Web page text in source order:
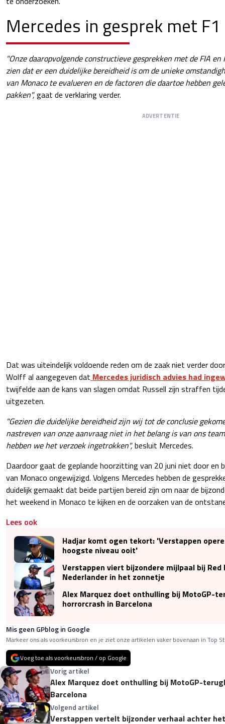
Mercedes in gesprek met F1
"Onze daaropvolgende constructieve gesprekken met de FIA
zien dat er een duidelijke bereidheid is om de unieke
van Monaco te evalueren en de factoren die daartoe hebben
pakken",gaat de verklaring verder.
ADVERTENTIE
Dat was uiteindelijk voldoende reden om de zaak niet verder
Wolff al aangegeven dat Mercedes juridisch advies had
twijfelde aan de kans van slagen omdat Russell zijn straffen
uitgezeten.
"Gezien die duidelijke bereidheid zijn wij tot de conclusie
nastreven van onze aanvraag niet in het belang is van ons
hebben we het verzoek ingetrokken",besluit Mercedes.
Daardoor gaat de geplande hoorzitting van 20 juni niet door en
van Monaco ongewijzigd. Volgens Mercedes hebben de
duidelijk gemaakt dat beide partijen bereid zijn om naar de
het weekend in Monaco te kijken en de oorzaken van de
Lees ook
Hadjar komt ogen tekort: 'Verstappen
hoogste niveau ooit'
Verstappen viert bijzondere mijlpaal bij
Nederlander in het zonnetje
Alex Marquez doet onthulling bij MotoGP-
horrorcrash in Barcelona
Mis geen GPblog in Google
Markeer ons als voorkeursbron en je ziet onze artikelen vaker bovenaan in Top
Voeg toe als voorkeursbron / op Google
Vorig artikel
Alex Marquez doet onthulling bij MotoGP-
Barcelona
Volgend artikel
Verstappen vertelt bijzonder verhaal achter